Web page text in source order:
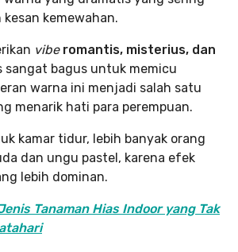
kemewahan.
vibe romantis, misterius, dan
sangat bagus untuk memicu
warna ini menjadi salah satu
menarik hati para perempuan.
kamar tidur, lebih banyak orang
dan ungu pastel, karena efek
lebih dominan.
Tanaman Hias Indoor yang Tak